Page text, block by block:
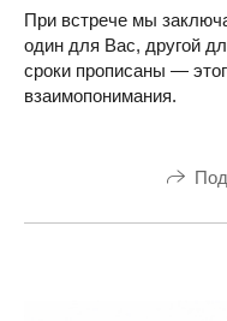
При встрече мы
один для Вас, другой
сроки прописаны —
взаимопонимания.